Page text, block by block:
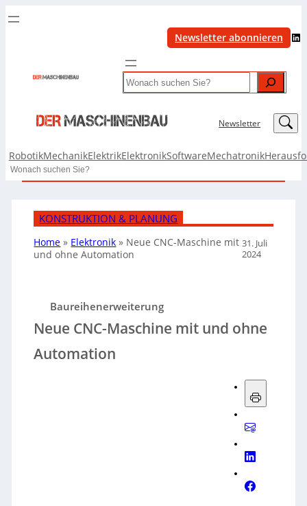
Newsletter abonnieren LinkedIn
Search
Newsletter LinkedIn
RobotikMechanikElektrikElektronikSoftwareMechatronik
Search
KONSTRUKTION & PLANUNG
Home » Elektronik » Neue CNC-Maschine mit
und ohne Automation
31. Juli
2024
Baureihenerweiterung
Neue CNC-Maschine mit und ohne
Automation